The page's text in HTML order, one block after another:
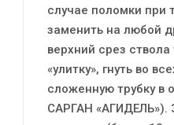
случае поломки при
заменить на любой
верхний срез
«улитку», гнуть во
сложенную трубку в
САРГАН «АГИДЕЛЬ»).